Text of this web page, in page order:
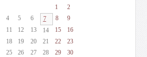
1
2
4 5 6 7 8
9
11 12 13 14 15
16
18 19 20 21 22
23
25 26 27 28 29 30